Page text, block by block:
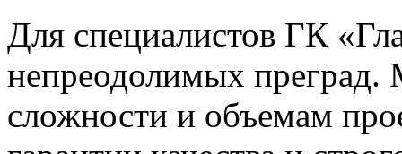
Для специалистов ГК
непреодолимых
сложности и объемам